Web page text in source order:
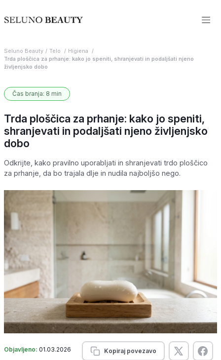
Seluno Beauty Telo
Higiena
Trda ploščica za prhanje: kako jo speniti, shranjevati in podaljšati njeno
življenjsko dobo
Čas branja: 8 min
Trda ploščica za prhanje: kako jo speniti,
shranjevati in podaljšati njeno življenjsko
dobo
Odkrijte, kako pravilno uporabljati in shranjevati trdo ploščico
za prhanje, da bo trajala dlje in nudila najboljšo nego.
Objavljeno: 01.03.2026 Kopiraj povezavo